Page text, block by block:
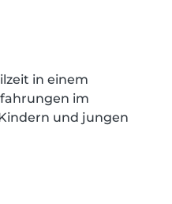
in einem
im
und jungen